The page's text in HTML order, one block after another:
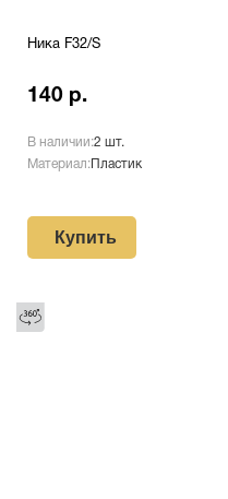
Ника F32/S
140 р.
В наличии:2 шт.
Материал: Пластик
Купить